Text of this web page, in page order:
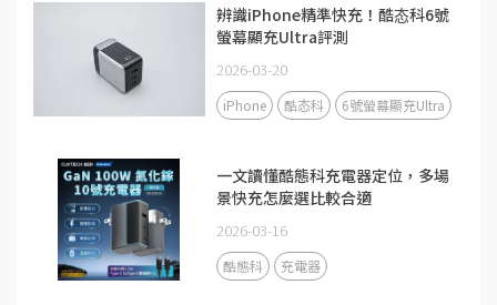
辨識iPhone精準快充！酷态科6號
螢幕顯充Ultra評測
2026-03-20
iPhone 酷态科 6號螢幕顯充Ultra
一文讀懂酷態科充電器定位，多場
景快充怎麼選比較合適
2026-03-16
酷態科 充電器